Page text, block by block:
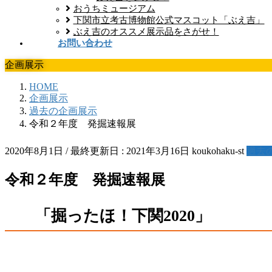
おうちミュージアム
下関市立考古博物館公式マスコット「ぶえ吉」
ぶえ吉のオススメ展示品をさがせ！
お問い合わせ
企画展示
HOME
企画展示
過去の企画展示
令和２年度 発掘速報展
2020年8月1日 / 最終更新日 : 2021年3月16日 koukohaku-st
令和２年度 発掘速報展
「掘ったほ！下関2020」